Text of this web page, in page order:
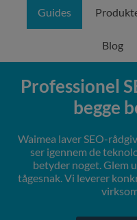
Guides
Blog
Professionel
begge
Waimea laver SEO-
ser igennem de
betyder noget. Glem
tågesnak. Vi leverer